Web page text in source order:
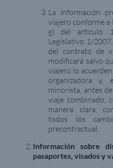
La información
viajero conforme a
g) del artículo
Legislativo 1/
del contrato de
modificará salvo
viajero lo
organizadora y,
minorista, antes
viaje combinado,
manera clara,
todos los
precontractual.
Información sobre
pasaportes, visados y